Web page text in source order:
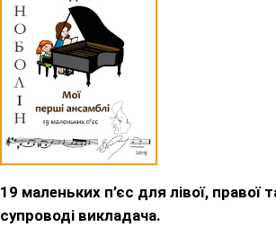
19 маленьких п’єс для лівої, правої
супроводі викладача.